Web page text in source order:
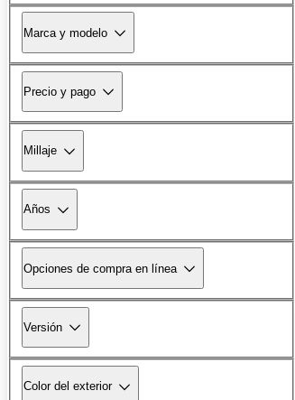
Marca y modelo
Precio y pago
Millaje
Años
Opciones de compra en línea
Versión
Color del exterior